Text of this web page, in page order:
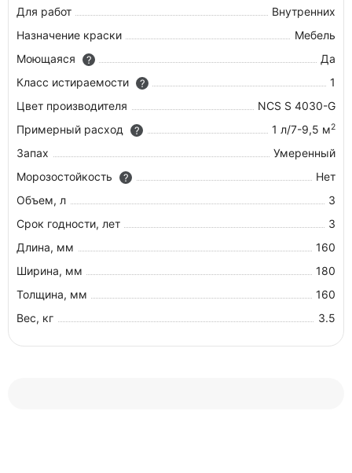
Для работ
Внутренних
Назначение краски
Мебель
Моющаяся
?
Да
Класс истираемости
?
1
Цвет производителя
NCS S 4030-G
Примерный расход
? 1 л/7-9,5 м2
Запах
Умеренный
Морозостойкость
?
Нет
Объем, л
3
Срок годности, лет
3
Длина, мм
160
Ширина, мм
180
Толщина, мм
160
Вес, кг
3.5